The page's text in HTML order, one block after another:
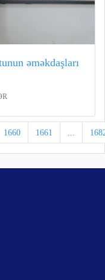
əməkdaşları
1660 1661 ...